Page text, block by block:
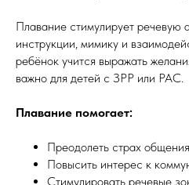
Плавание стимулирует речевую
инструкции, мимику и
ребёнок учится выражать
важно для детей с ЗРР или РАС.
Плавание помогает:
Преодолеть страх
Повысить интерес к
Стимулировать речевые